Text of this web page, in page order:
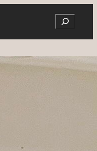
Search